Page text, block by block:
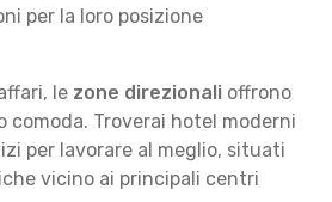
per la loro posizione
le zone direzionali offrono
comoda. Troverai hotel moderni
per lavorare al meglio, situati
vicino ai principali centri